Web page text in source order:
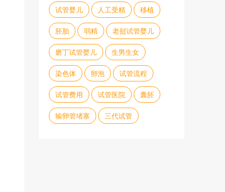
试管婴儿 人工受精 移植
胚胎 弱精 老挝试管婴儿
磨丁试管婴儿 生男生女
染色体 卵泡 试管流程
试管费用 试管医院 囊胚
输卵管堵塞 三代试管